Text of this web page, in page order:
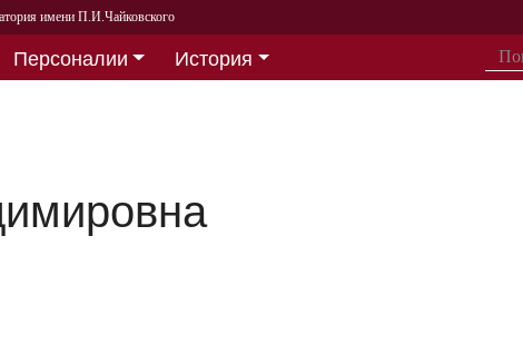
имени П.И.Чайковского
Персоналии
История